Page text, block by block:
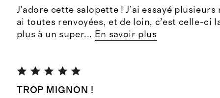
J’adore cette salopette ! J’ai essayé
ai toutes renvoyées, et de loin, c’est celle-ci
plus à un super... En savoir plus
TROP MIGNON !